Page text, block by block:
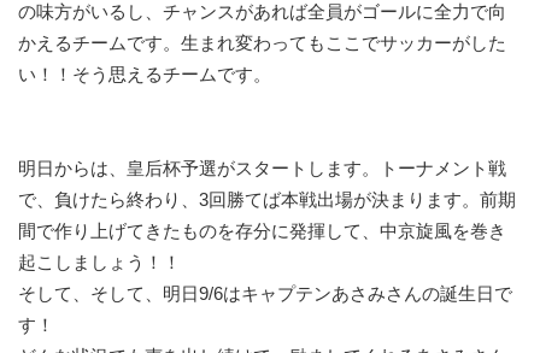
の味方がいるし、チャンスがあれば全員がゴールに全力で向
かえるチームです。生まれ変わってもここでサッカーがした
い！！そう思えるチームです。
明日からは、皇后杯予選がスタートします。トーナメント戦
で、負けたら終わり、3回勝てば本戦出場が決まります。前期
間で作り上げてきたものを存分に発揮して、中京旋風を巻き
起こしましょう！！
そして、そして、明日9/6はキャプテンあさみさんの誕生日で
す！